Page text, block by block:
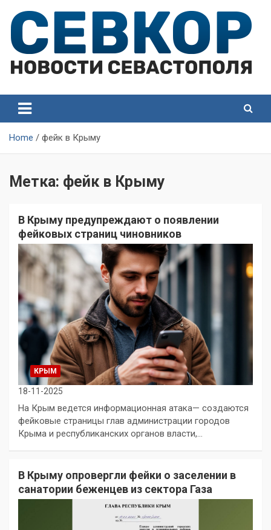
content
Севастополя
Севастополя
Home фейк в Крыму
Метка: фейк в Крыму
В Крыму предупреждают о появлении
фейковых страниц чиновников
КРЫМ
18-11-2025
На Крым ведется информационная атака— создаются
фейковые страницы глав администрации городов
Крыма и республиканских органов власти,…
В Крыму опровергли фейки о заселении в
санатории беженцев из сектора Газа